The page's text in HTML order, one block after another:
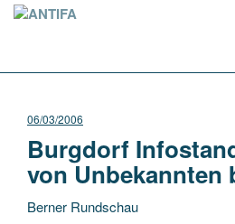
06/03/2006
Burgdorf
von Unbekannten
Berner Rundschau